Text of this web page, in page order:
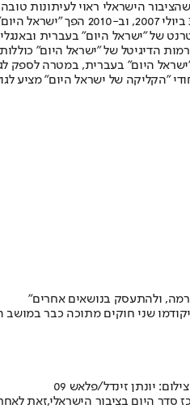
הישראלי ראוי לעיתונות
תשלום. המהדורה
הדיגיטל של "ישראל היום"
של "ישראל היום" בעברית, במטרה
"הקליקה של ישראל היום" מציע
ולהתעסק בנושאים אחרים"
שני חוקים מתוכה כבר במושב
יונתן זינדל/פלאש 09
היום בציבור הישראלי,זאת